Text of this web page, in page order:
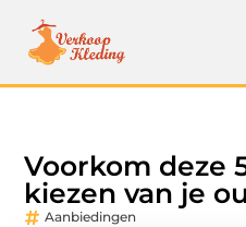
Voorkom deze
kiezen van je
Aanbiedingen